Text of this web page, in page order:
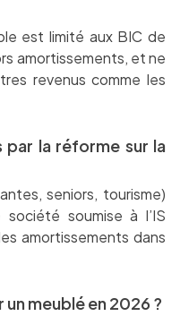
est limité aux BIC de
amortissements, et ne
revenus comme les
par la réforme sur la
seniors, tourisme)
soumise à l’IS
amortissements dans
meublé en 2026 ?